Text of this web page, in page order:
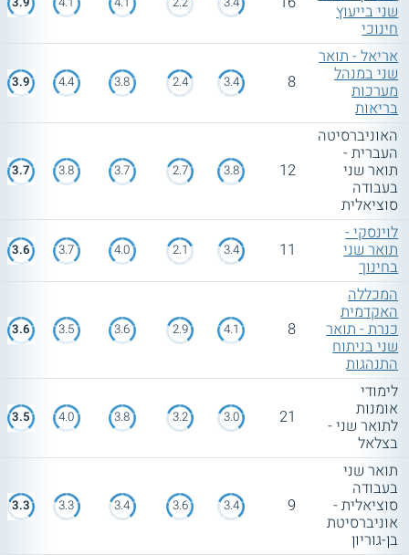
שני בייעוץ
חינוכי
אריאל - תואר
שני במנהל
מערכות
בריאות
8
3.4
2.4
3.8
4.4
3.9
האוניברסיטה
העברית -
תואר שני
בעבודה
סוציאלית
12
3.8
2.7
3.7
3.8
3.7
לוינסקי -
תואר שני
בחינוך
11
3.4
2.1
4.0
3.7
3.6
המכללה
האקדמית
כנרת - תואר
שני בניתוח
התנהגות
8
4.1
2.9
3.6
3.5
3.6
לימודי
אומנות
לתואר שני -
בצלאל
21
3.0
3.2
3.8
4.0
3.5
תואר שני
בעבודה
סוציאלית -
אוניברסיטת
בן-גוריון
9
3.4
3.6
3.4
3.3
3.3